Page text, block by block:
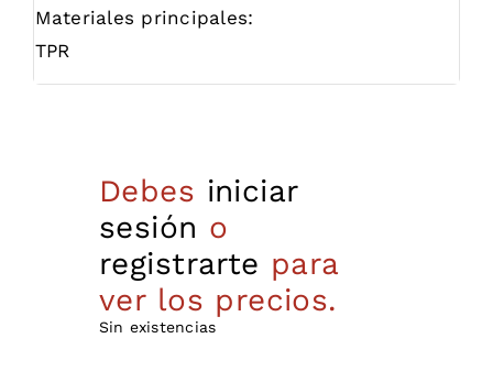
Materiales principales:
TPR
Debes iniciar
sesión o
registrarte para
ver los precios.
Sin existencias